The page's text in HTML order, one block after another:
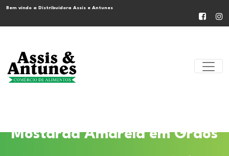
Bem vindo a Distribuidora Assis e Antunes
Mostarda Amarela em Grãos